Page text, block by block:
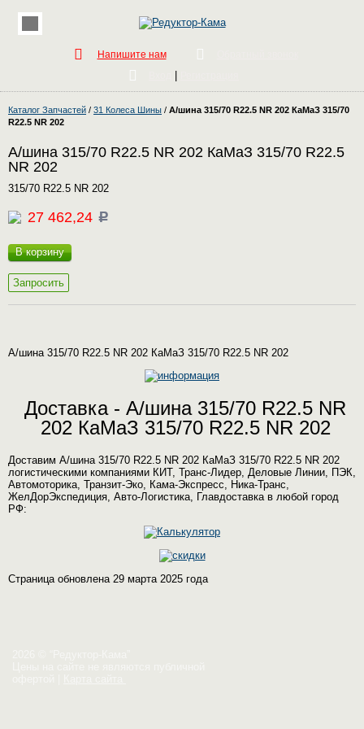
Напишите нам
Каталог Запчастей / 31 Колеса Шины / А/шина 315/70 R22.5 NR 202 КаМаЗ 315/70
R22.5 NR 202
А/шина 315/70 R22.5 NR 202 КаМаЗ 315/70 R22.5
NR 202
315/70 R22.5 NR 202
27 462,24 c
В корзину
Запросить
А/шина 315/70 R22.5 NR 202 КаМаЗ 315/70 R22.5 NR 202
Доставка - А/шина 315/70 R22.5 NR
202 КаМаЗ 315/70 R22.5 NR 202
Доставим А/шина 315/70 R22.5 NR 202 КаМаЗ 315/70 R22.5 NR 202
логистическими компаниями КИТ, Транс-Лидер, Деловые Линии, ПЭК,
Автомоторика, Транзит-Эко, Кама-Экспресс, Ника-Транс,
ЖелДорЭкспедиция, Авто-Логистика, Главдоставка в любой город
РФ:
Страница обновлена 29 марта 2025 года